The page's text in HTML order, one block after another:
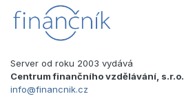
Server od roku 2003 vydává
Centrum finančního vzdělávání, s.r.o.
info@financnik.cz